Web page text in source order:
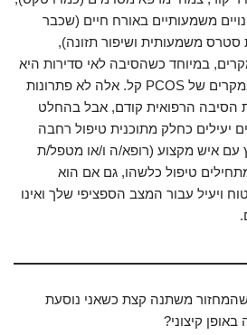
משמעותיים באורח חיים (שכבר
משמעותית ושיפור תזונה),
במיוחד כשהסיבה לאי סדירות היא
קלה, קשורה לסטרס, או במקרים של PCOS קל. אלה לא פתרונות
הסיבה הרפואית קודם, אבל בהחלט
יעילים כחלק מתוכנית טיפול רחבה
עם איש מקצוע (רופא/ה ו/או מטפל/ת
טיפול כלשהו, גם אם הוא
ויעיל עבור המצב הספציפי שלך ואינו
משתנה קצת כשאני נוסעת
קיצוני?